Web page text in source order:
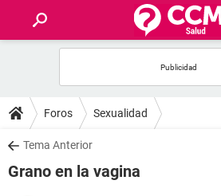
FOROS
SALUD
Foros Sexualidad
Tema Anterior
Grano en la vagina